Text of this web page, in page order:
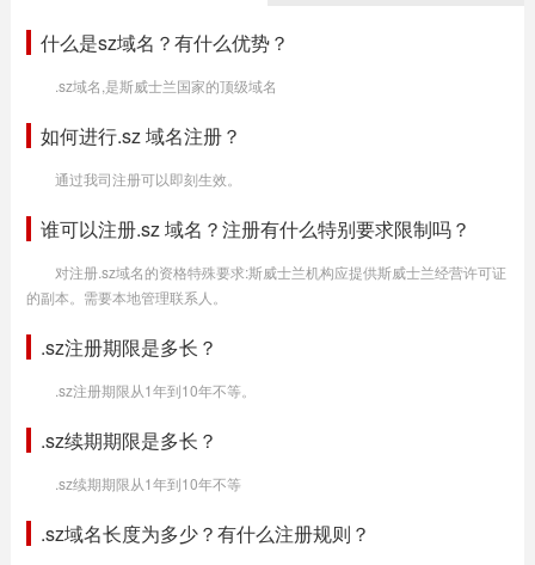
什么是sz域名？有什么优势？
.sz域名,是斯威士兰国家的顶级域名
如何进行.sz 域名注册？
通过我司注册可以即刻生效。
谁可以注册.sz 域名？注册有什么特别要求限制吗？
对注册.sz域名的资格特殊要求:斯威士兰机构应提供斯威士兰经营许可证
的副本。需要本地管理联系人。
.sz注册期限是多长？
.sz注册期限从1年到10年不等。
.sz续期期限是多长？
.sz续期期限从1年到10年不等
.sz域名长度为多少？有什么注册规则？